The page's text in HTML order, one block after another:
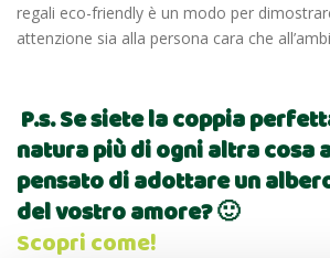
regali eco-friendly è un modo per
attenzione sia alla persona cara che
P.s. Se siete la coppia
natura più di ogni altra cosa
pensato di adottare un
del vostro amore? 🙂
Scopri come!